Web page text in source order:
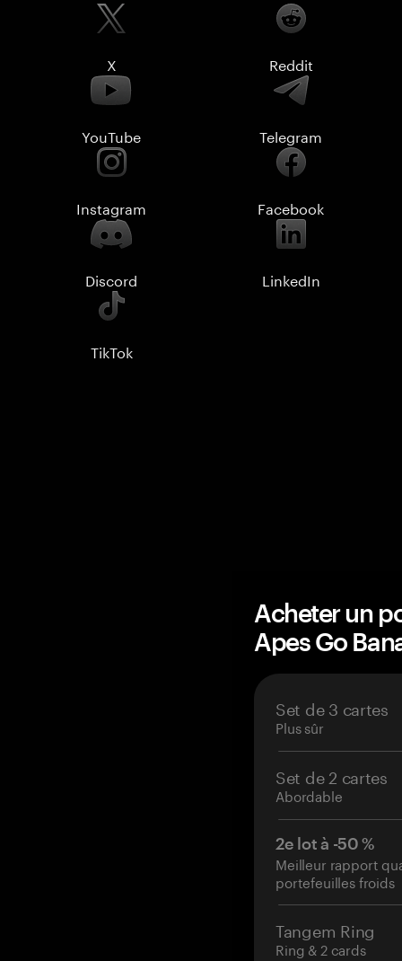
X Reddit
YouTube Telegram
Instagram Facebook
Discord LinkedIn
TikTok
Acheter un
Apes Go
Set de 3 cartes
Plus sûr
Set de 2 cartes
Abordable
2e lot à -50 %
Meilleur rapport
portefeuilles froids
Tangem Ring
Ring & 2 cards